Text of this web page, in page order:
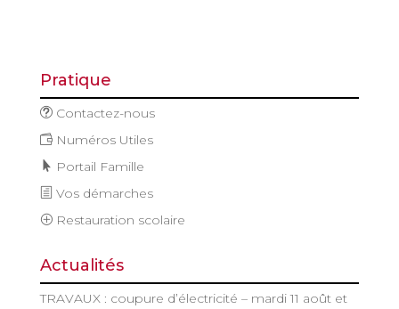
Pratique
Contactez-nous
Numéros Utiles
Portail Famille
Vos démarches
Restauration scolaire
Actualités
TRAVAUX : coupure d’électricité – mardi 11 août et